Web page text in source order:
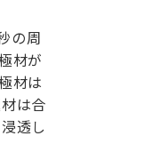
の周
材が
材は
は合
透し